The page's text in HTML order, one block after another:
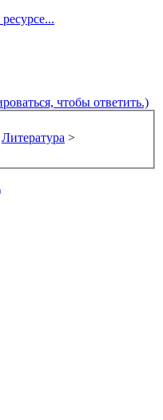
чтобы ответить.)
Литература >